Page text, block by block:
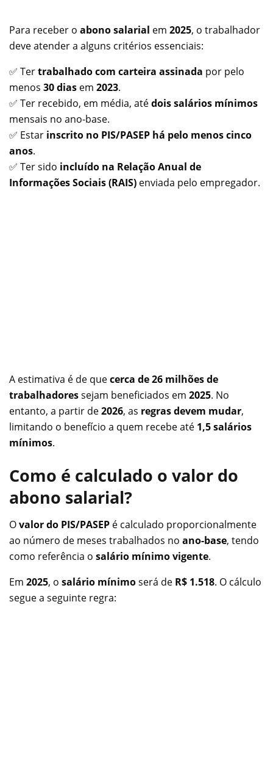
Para receber o abono salarial em 2025, o trabalhador
deve atender a alguns critérios essenciais:
✅ Tertrabalhado com carteira assinada por pelo
menos 30 dias em 2023.
✅ Ter recebido, em média, atédois salários mínimos
mensais no ano-base.
✅ Estar inscrito no PIS/PASEP há pelo menos cinco
anos.
✅ Ter sido incluído na Relação Anual de
Informações Sociais (RAIS) enviada pelo empregador.
A estimativa é de quecerca de 26 milhões de
trabalhadoressejam beneficiados em 2025. No
entanto, a partir de2026, as regras devem mudar,
limitando o benefício a quem recebe até 1,5 salários
mínimos.
Como é calculado o valor do
abono salarial?
Ovalor do PIS/PASEP é calculado proporcionalmente
ao número de meses trabalhados no ano-base, tendo
como referência o salário mínimo vigente.
Em 2025, o salário mínimoserá de R$ 1.518. O cálculo
segue a seguinte regra: